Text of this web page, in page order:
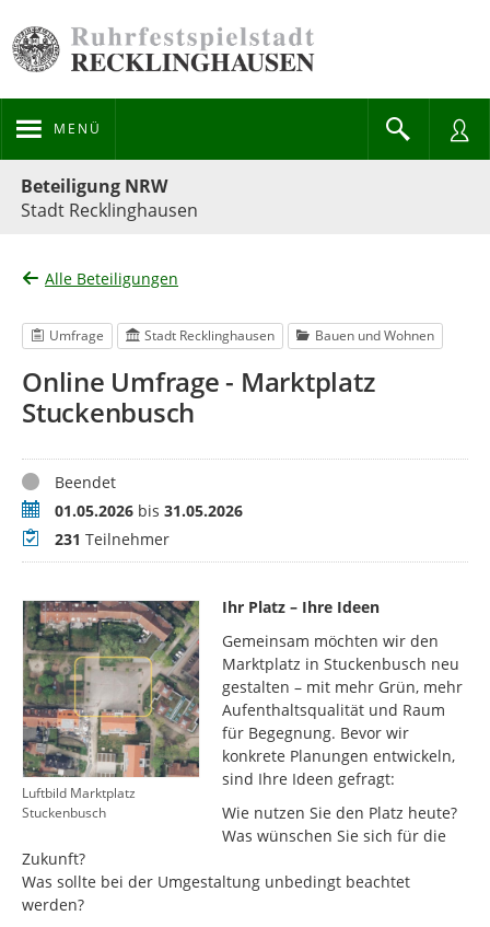
MENÜ
Beteiligung NRW
Stadt Recklinghausen
Alle Beteiligungen
Umfrage Stadt Recklinghausen Bauen und Wohnen
Online Umfrage - Marktplatz
Stuckenbusch
StatusBeendet
Zeitraum01.05.2026 bis 31.05.2026
Teilnehmer
231 Teilnehmer
Luftbild Marktplatz
Stuckenbusch
Ihr Platz – Ihre Ideen
Gemeinsam möchten wir den
Marktplatz in Stuckenbusch neu
gestalten – mit mehr Grün, mehr
Aufenthaltsqualität und Raum
für Begegnung. Bevor wir
konkrete Planungen entwickeln,
sind Ihre Ideen gefragt:
Wie nutzen Sie den Platz heute?
Was wünschen Sie sich für die
Zukunft?
Was sollte bei der Umgestaltung unbedingt beachtet
werden?